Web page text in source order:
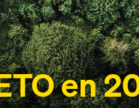
en